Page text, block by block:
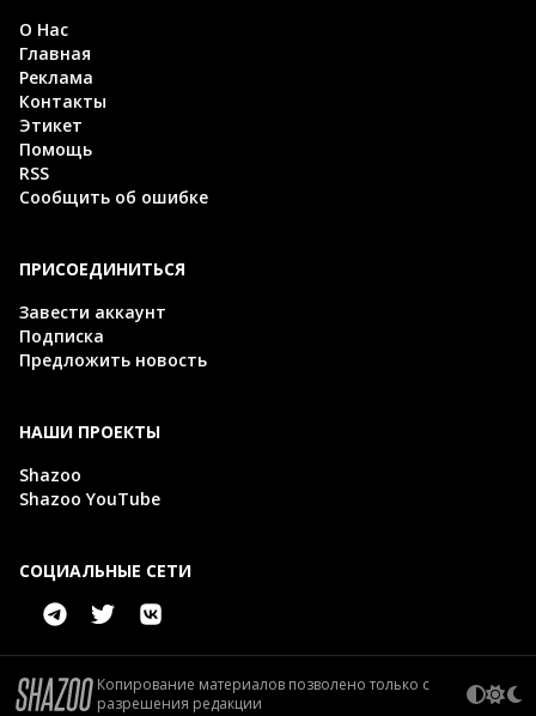
О Нас
Главная
Реклама
Контакты
Этикет
Помощь
RSS
Сообщить об ошибке
ПРИСОЕДИНИТЬСЯ
Завести аккаунт
Подписка
Предложить новость
НАШИ ПРОЕКТЫ
Shazoo
Shazoo YouTube
СОЦИАЛЬНЫЕ СЕТИ
Копирование материалов позволено только с
разрешения редакции